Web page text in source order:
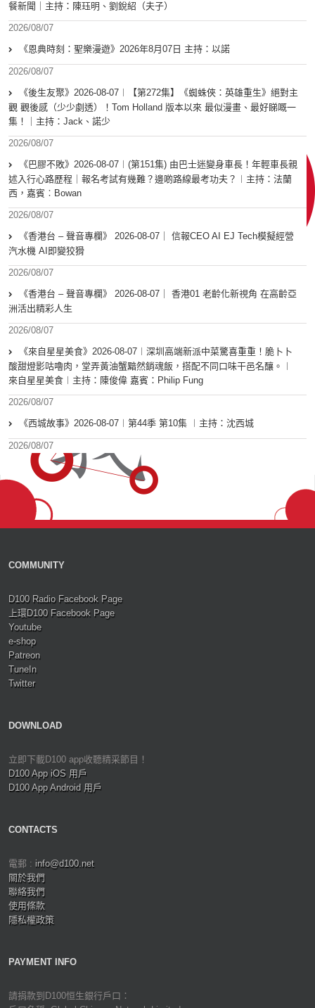
餐新聞｜主持：陳珏明、劉銳紹（夫子）
2026/08/07
《恩典時刻：聖樂漫遊》2026年8月07日 主持：以諾
2026/08/07
《後生友聚》2026-08-07︱【第272集】《蜘蛛俠：英雄重生》絕對主
觀 觀後感（少少劇透）！Tom Holland 版本以來 最似漫畫、最好睇嘅一
集！｜主持：Jack、諾少
2026/08/07
《巴膠不敗》2026-08-07︱(第151集) 由巴士迷變身車長！年輕車長親
述入行心路歷程｜報名考試有幾難？邊啲路線最考功夫？︱主持：法蘭
西，嘉賓︰Bowan
2026/08/07
《香港台 – 聲音專欄》 2026-08-07｜ 信報CEO AI EJ Tech模擬經營
汽水機 AI即變狡猾
2026/08/07
《香港台 – 聲音專欄》 2026-08-07｜ 香港01 老齡化新視角 在高齡亞
洲活出精彩人生
2026/08/07
《來自星星美食》2026-08-07︱深圳高端新派中菜驚喜重重！脆卜卜
酸甜燈影咕嚕肉，堂弄黃油蟹黯然銷魂飯，搭配不同口味干邑名釀。︱
來自星星美食︱主持：陳俊偉 嘉賓：Philip Fung
2026/08/07
《西城故事》2026-08-07︱第44季 第10集 ︱主持：沈西城
2026/08/07
COMMUNITY
D100 Radio Facebook Page
上環D100 Facebook Page
Youtube
e-shop
Patreon
TuneIn
Twitter
DOWNLOAD
立即下載D100 app收聽精采節目！
D100 App iOS 用戶
D100 App Android 用戶
CONTACTS
電郵 : info@d100.net
關於我們
聯絡我們
使用條款
隱私權政策
PAYMENT INFO
請捐款到D100恒生銀行戶口：